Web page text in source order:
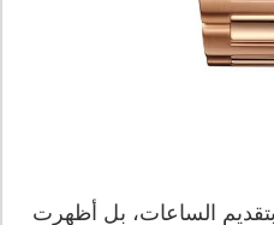
الساعات، بل أظهرت